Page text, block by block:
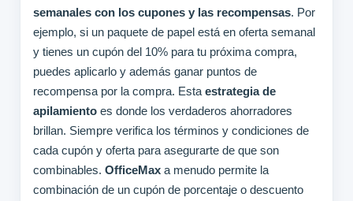
semanales con los cupones y las recompensas. Por
ejemplo, si un paquete de papel está en oferta semanal
y tienes un cupón del 10% para tu próxima compra,
puedes aplicarlo y además ganar puntos de
recompensa por la compra. Esta estrategia de
apilamientoes donde los verdaderos ahorradores
brillan. Siempre verifica los términos y condiciones de
cada cupón y oferta para asegurarte de que son
combinables. OfficeMaxa menudo permite la
combinación de un cupón de porcentaje o descuento